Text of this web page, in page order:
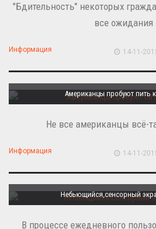
"Бдительность" некоторых
все
Информация 14-11-
Американцы пробуют пить
Не все американцы всё-
Информация 14-11-
Небьющийся,сенсорный
В процессе ежедневного